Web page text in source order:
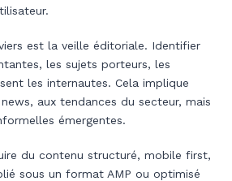
est la veille éditoriale. Identifier
les sujets porteurs, les
les internautes. Cela implique
aux tendances du secteur, mais
émergentes.
du contenu structuré, mobile first,
sous un format AMP ou optimisé